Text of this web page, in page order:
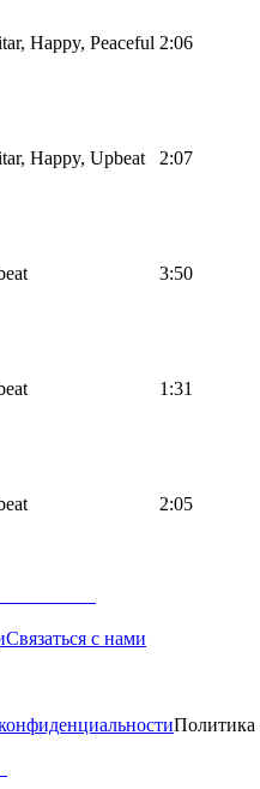
Happy, Peaceful 2:06
Happy, Upbeat 2:07
3:50
1:31
2:05
Связаться с нами
Политика